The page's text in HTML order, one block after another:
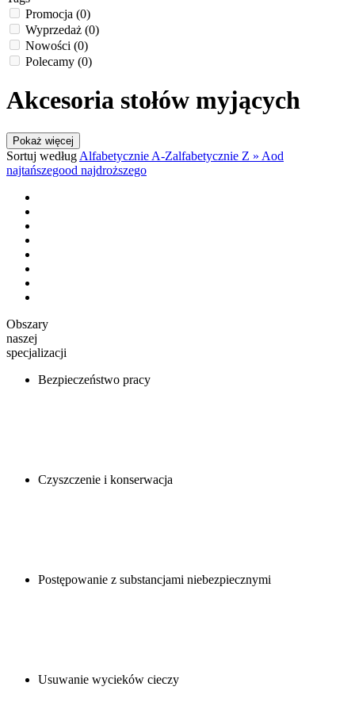
Promocja (0)
Wyprzedaż (0)
Nowości (0)
Polecamy (0)
Akcesoria stołów myjących
Pokaż więcej
Sortuj według Alfabetycznie A-Zalfabetycznie Z » Aod
najtańszegood najdroższego
Obszary
naszej
specjalizacji
Bezpieczeństwo pracy
Czyszczenie i konserwacja
Postępowanie z substancjami niebezpiecznymi
Usuwanie wycieków cieczy